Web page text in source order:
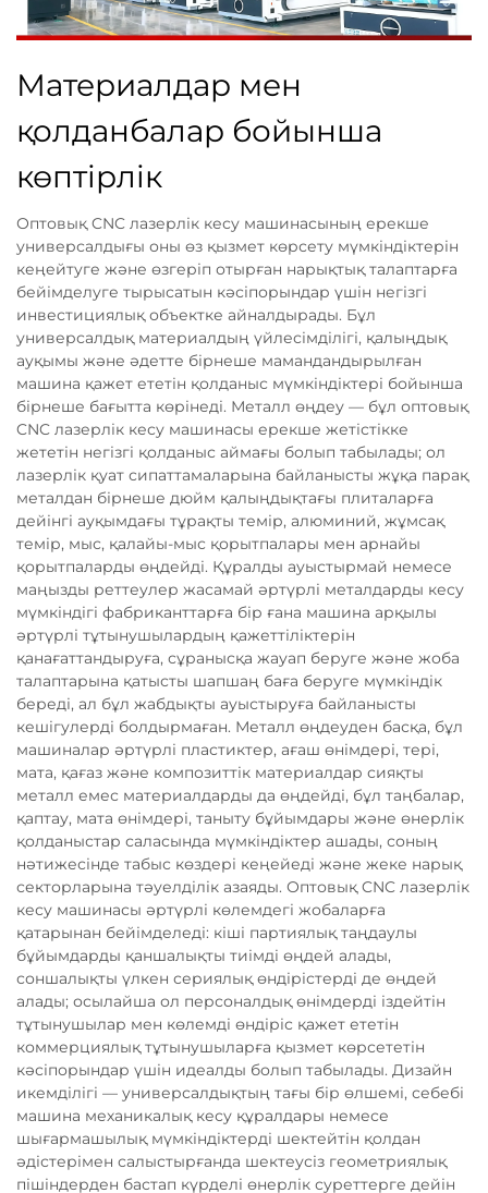
Материалдар мен
қолданбалар бойынша
көптірлік
Оптовық CNC лазерлік кесу машинасының ерекше
универсалдығы оны өз қызмет көрсету мүмкіндіктерін
кеңейтуге және өзгеріп отырған нарықтық талаптарға
бейімделуге тырысатын кәсіпорындар үшін негізгі
инвестициялық объектке айналдырады. Бұл
универсалдық материалдың үйлесімділігі, қалыңдық
ауқымы және әдетте бірнеше мамандандырылған
машина қажет ететін қолданыс мүмкіндіктері бойынша
бірнеше бағытта көрінеді. Металл өңдеу — бұл оптовық
CNC лазерлік кесу машинасы ерекше жетістікке
жететін негізгі қолданыс аймағы болып табылады; ол
лазерлік қуат сипаттамаларына байланысты жұқа парақ
металдан бірнеше дюйм қалыңдықтағы плиталарға
дейінгі ауқымдағы тұрақты темір, алюминий, жұмсақ
темір, мыс, қалайы-мыс қорытпалары мен арнайы
қорытпаларды өңдейді. Құралды ауыстырмай немесе
маңызды реттеулер жасамай әртүрлі металдарды кесу
мүмкіндігі фабриканттарға бір ғана машина арқылы
әртүрлі тұтынушылардың қажеттіліктерін
қанағаттандыруға, сұранысқа жауап беруге және жоба
талаптарына қатысты шапшаң баға беруге мүмкіндік
береді, ал бұл жабдықты ауыстыруға байланысты
кешігулерді болдырмаған. Металл өңдеуден басқа, бұл
машиналар әртүрлі пластиктер, ағаш өнімдері, тері,
мата, қағаз және композиттік материалдар сияқты
металл емес материалдарды да өңдейді, бұл таңбалар,
қаптау, мата өнімдері, таныту бұйымдары және өнерлік
қолданыстар саласында мүмкіндіктер ашады, соның
нәтижесінде табыс көздері кеңейеді және жеке нарық
секторларына тәуелділік азаяды. Оптовық CNC лазерлік
кесу машинасы әртүрлі көлемдегі жобаларға
қатарынан бейімделеді: кіші партиялық таңдаулы
бұйымдарды қаншалықты тиімді өңдей алады,
соншалықты үлкен сериялық өндірістерді де өңдей
алады; осылайша ол персоналдық өнімдерді іздейтін
тұтынушылар мен көлемді өндіріс қажет ететін
коммерциялық тұтынушыларға қызмет көрсететін
кәсіпорындар үшін идеалды болып табылады. Дизайн
икемділігі — универсалдықтың тағы бір өлшемі, себебі
машина механикалық кесу құралдары немесе
шығармашылық мүмкіндіктерді шектейтін қолдан
әдістерімен салыстырғанда шектеусіз геометриялық
пішіндерден бастап күрделі өнерлік суреттерге дейін